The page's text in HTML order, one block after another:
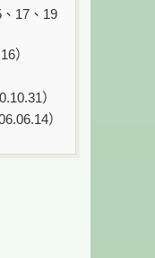
17、19
）
）
）